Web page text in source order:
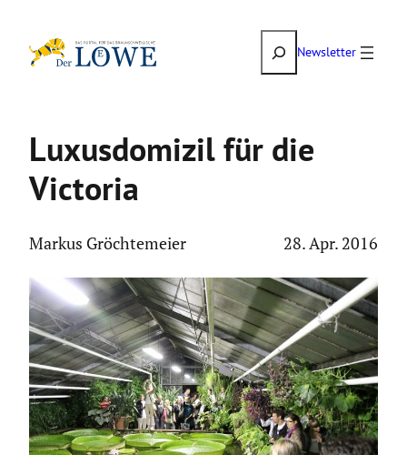
Inhalt
SuchenNewsletter
Luxus­do­mizil für die
Victoria
Markus Gröchtemeier 28. Apr. 2016